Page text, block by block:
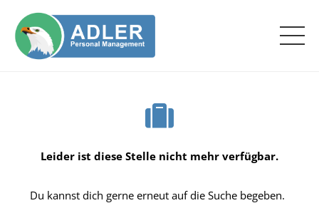
Leider ist diese Stelle nicht mehr verfügbar.
Du kannst dich gerne erneut auf die Suche begeben.